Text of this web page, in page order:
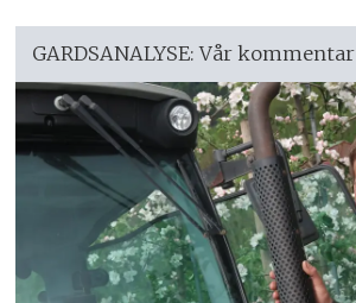
GARDSANALYSE: Vår kommentar